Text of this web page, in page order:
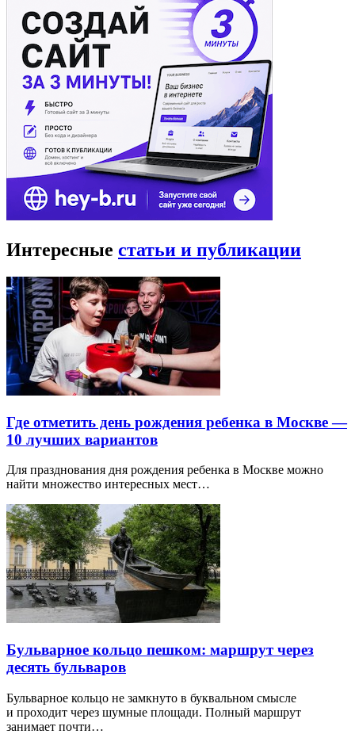
Интересные статьи и публикации
Где отметить день рождения ребенка в Москве —
10 лучших вариантов
Для празднования дня рождения ребенка в Москве можно
найти множество интересных мест…
Бульварное кольцо пешком: маршрут через
десять бульваров
Бульварное кольцо не замкнуто в буквальном смысле
и проходит через шумные площади. Полный маршрут
занимает почти…